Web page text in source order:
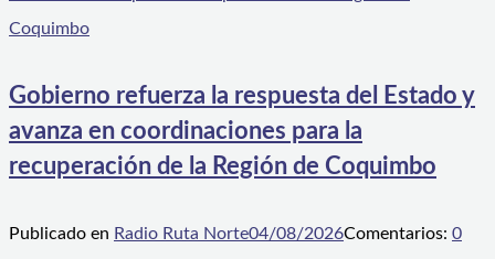
Gobierno refuerza la respuesta del Estado y
avanza en coordinaciones para la
recuperación de la Región de Coquimbo
Publicado en Radio Ruta Norte04/08/2026Comentarios: 0